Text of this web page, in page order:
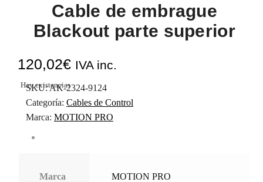
Cable de embrague
Blackout parte superior
120,02€ IVA inc.
Hay existencias
SKU:AK-2324-9124
Categoría: Cables de Control
Marca: MOTION PRO
Marca MOTION PRO